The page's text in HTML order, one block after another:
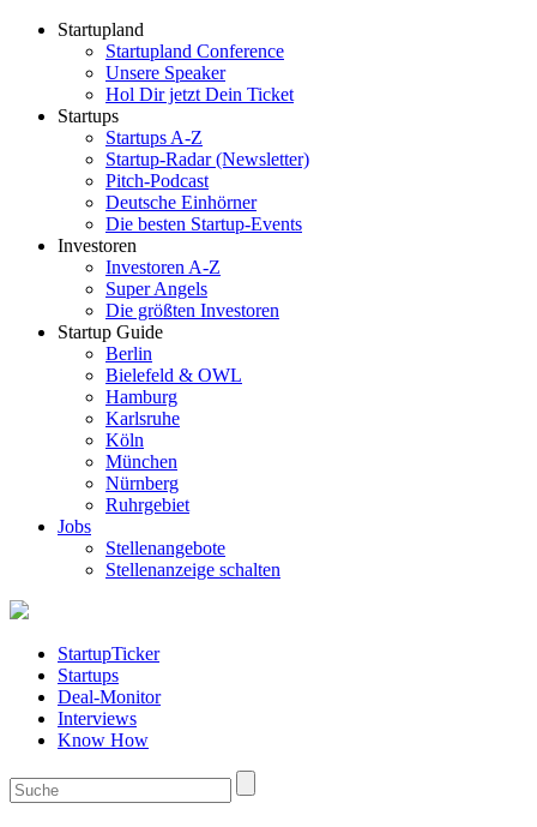
Startupland
Startupland Conference
Unsere Speaker
Hol Dir jetzt Dein Ticket
Startups
Startups A-Z
Startup-Radar (Newsletter)
Pitch-Podcast
Deutsche Einhörner
Die besten Startup-Events
Investoren
Investoren A-Z
Super Angels
Die größten Investoren
Startup Guide
Berlin
Bielefeld & OWL
Hamburg
Karlsruhe
Köln
München
Nürnberg
Ruhrgebiet
Jobs
Stellenangebote
Stellenanzeige schalten
StartupTicker
Startups
Deal-Monitor
Interviews
Know How